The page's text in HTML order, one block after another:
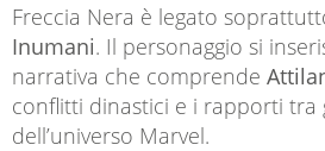
Freccia Nera è legato
Inumani. Il personaggio si
narrativa che comprende
conflitti dinastici e i rapporti tra
dell’universo Marvel.